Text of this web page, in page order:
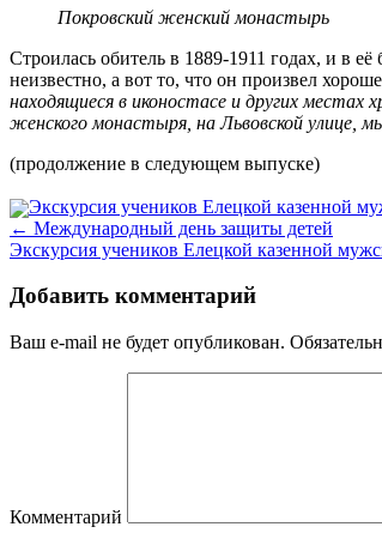
Покровский женский монастырь
Строилась обитель в 1889-1911 годах, и в
неизвестно, а вот то, что он произвел
находящиеся в иконостасе и других
женского монастыря, на Львовской улице,
(продолжение в следующем выпуске)
Экскурсия учеников Елецкой казенной
← Международный день защиты детей
Экскурсия учеников Елецкой казенной
Добавить комментарий
Ваш e-mail не будет опубликован.
Комментарий